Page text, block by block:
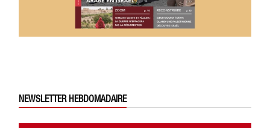
NEWSLETTER HEBDOMADAIRE